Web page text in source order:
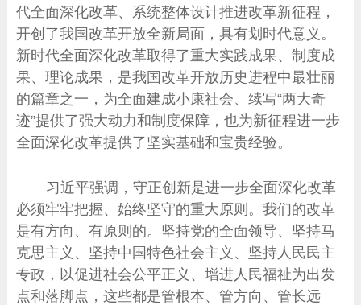
代全面深化改革、系统整体设计推进改革新征程，
开创了我国改革开放全新局面，具有划时代意义。
新时代全面深化改革取得了重大实践成果、制度成
果、理论成果，是我国改革开放历史进程中最壮丽
的篇章之一，为全面建成小康社会、续写“两大奇
迹”提供了强大动力和制度保障，也为新征程进一步
全面深化改革提供了坚实基础和宝贵经验。
习近平强调，守正创新是进一步全面深化改革
必须牢牢把握、始终坚守的重大原则。我们的改革
是有方向、有原则的。坚持党的全面领导、坚持马
克思主义、坚持中国特色社会主义、坚持人民民主
专政，以促进社会公平正义、增进人民福祉为出发
点和落脚点，这些都是管根本、管方向、管长远